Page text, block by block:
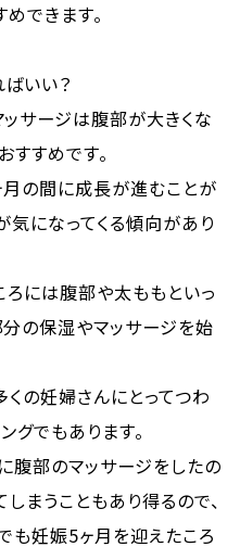
できます。
いい？
サージは腹部が大きくな
すめです。
の間に成長が進むことが
気になってくる傾向があり
には腹部や太ももといっ
の保湿やマッサージを始
の妊婦さんにとってつわ
グでもあります。
腹部のマッサージをしたの
まうこともあり得るので、
も妊娠5ヶ月を迎えたころ